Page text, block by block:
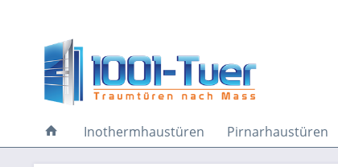
Inothermhaustüren Pirnarhaustüren